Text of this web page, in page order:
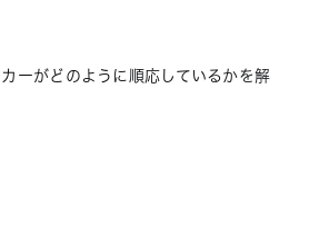
ーがどのように順応しているかを解